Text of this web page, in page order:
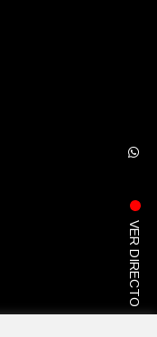
VER DIRECTO